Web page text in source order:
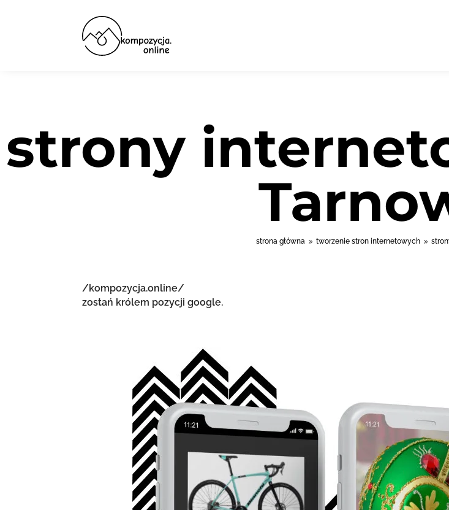
strony
strona główna 9 tworzenie stron internetowych 9
/kompozycja.online/
zostań królem pozycji google.